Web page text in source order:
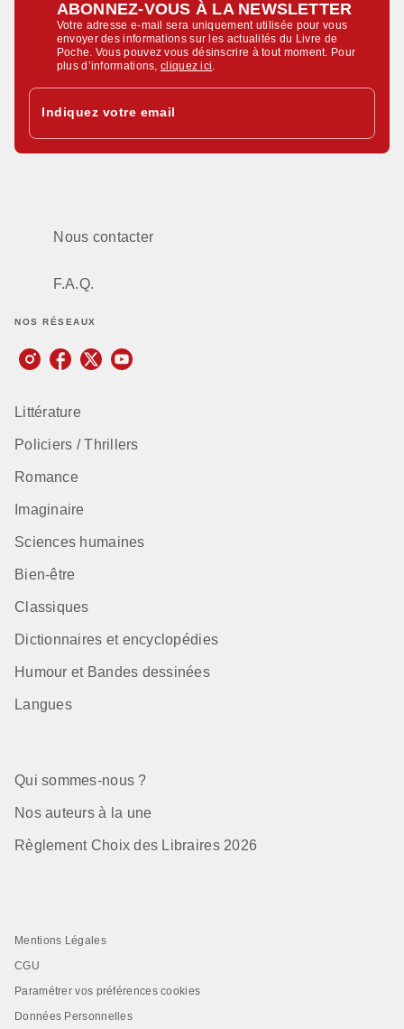
ABONNEZ-VOUS À LA NEWSLETTER
Votre adresse e-mail sera uniquement utilisée pour vous
envoyer des informations sur les actualités du Livre de
Poche. Vous pouvez vous désinscrire à tout moment. Pour
plus d’informations,cliquez ici
Indiquez votre email
Nous contacter
F.A.Q.
NOS RÉSEAUX
Littérature
Policiers / Thrillers
Romance
Imaginaire
Sciences humaines
Bien-être
Classiques
Dictionnaires et encyclopédies
Humour et Bandes dessinées
Langues
Qui sommes-nous ?
Nos auteurs à la une
Règlement Choix des Libraires 2026
Mentions Légales
CGU
Paramétrer vos préférences cookies
Données Personnelles